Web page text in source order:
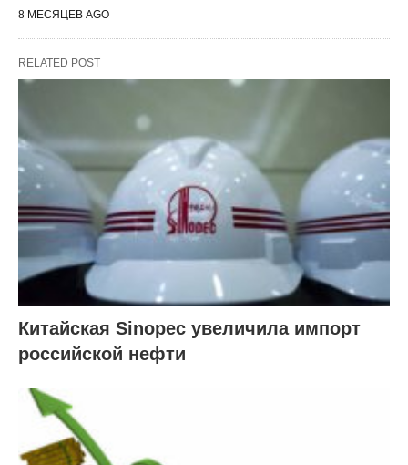
8 МЕСЯЦЕВ AGO
RELATED POST
Китайская Sinopec увеличила импорт
российской нефти